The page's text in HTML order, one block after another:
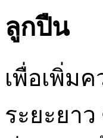
ลูกปืน
เพื่อเพิ่ม
ระยะยา